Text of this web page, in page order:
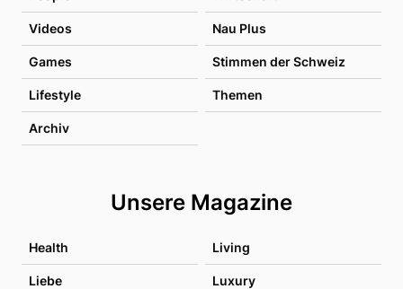
Videos Nau Plus
Games Stimmen der Schweiz
Lifestyle Themen
Archiv
Unsere Magazine
Health Living
Liebe Luxury